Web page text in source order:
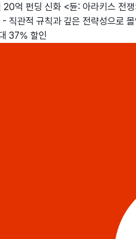
20억 펀딩 신화 <듄: 아라키스 전
직관적 규칙과 깊은 전략성으로
37% 할인